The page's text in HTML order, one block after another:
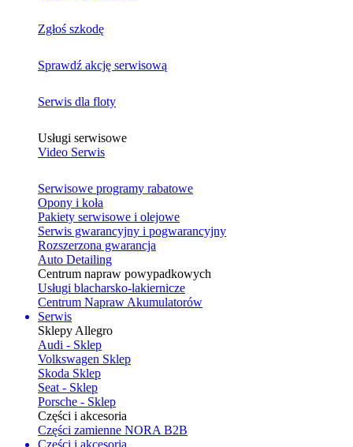
Zgłoś szkodę
Sprawdź akcję serwisową
Serwis dla floty
Usługi serwisowe
Video Serwis
Serwisowe programy rabatowe
Opony i koła
Pakiety serwisowe i olejowe
Serwis gwarancyjny i pogwarancyjny
Rozszerzona gwarancja
Auto Detailing
Centrum napraw powypadkowych
Usługi blacharsko-lakiernicze
Centrum Napraw Akumulatorów
Serwis
Sklepy Allegro
Audi - Sklep
Volkswagen Sklep
Skoda Sklep
Seat - Sklep
Porsche - Sklep
Części i akcesoria
Części zamienne NORA B2B
Części i akcesoria